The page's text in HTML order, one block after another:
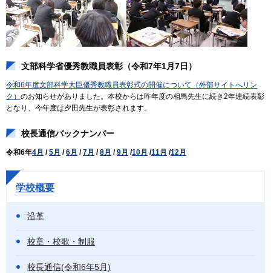
文部科学省優秀教職員表彰（令和7年1月7日）
令和6年度文部科学大臣優秀教職員表彰式の開催について（外部サイトへリン
ク） のお知らせがありました。本校からは昨年度の相馬先生に続き2年連続表彰
となり、今年度は夕田先生が表彰されます。
校長通信バックナンバー
令和6年4月 /5月 /6月 /7月 /8月 /9月 /10月 /11月 /12月
学校概要
沿革
校章・校歌・制服
校長通信(令和6年5月)